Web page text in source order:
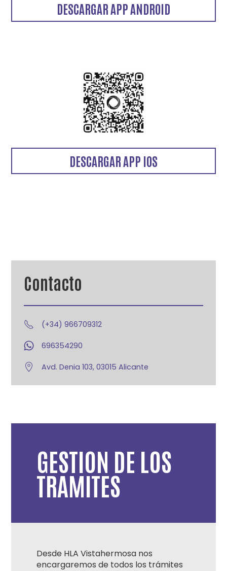
DESCARGAR APP ANDROID
DESCARGAR APP IOS
Contacto
(+34) 966709312
696354290
Avd. Denia 103, 03015 Alicante
GESTION DE LOS
TRAMITES
Desde HLA Vistahermosa nos
encargaremos de todos los trámites